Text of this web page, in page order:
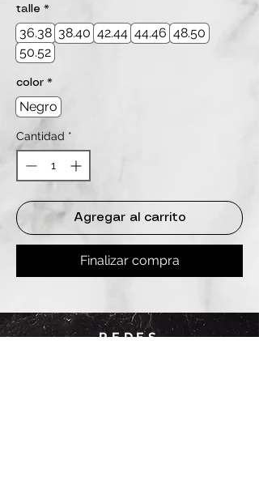
talle *
36.38 38.40 42.44 44.46 48.50
50.52
color *
Negro
Cantidad *
Agregar al carrito
Finalizar compra
REDES